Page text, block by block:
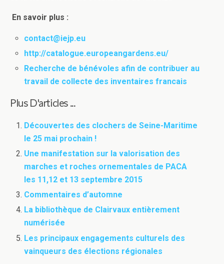
En savoir plus :
contact@iejp.eu
http://catalogue.europeangardens.eu/
Recherche de bénévoles afin de contribuer au
travail de collecte des inventaires francais
Plus D'articles ...
Découvertes des clochers de Seine-Maritime
le 25 mai prochain !
Une manifestation sur la valorisation des
marches et roches ornementales de PACA
les 11,12 et 13 septembre 2015
Commentaires d’automne
La bibliothèque de Clairvaux entièrement
numérisée
Les principaux engagements culturels des
vainqueurs des élections régionales